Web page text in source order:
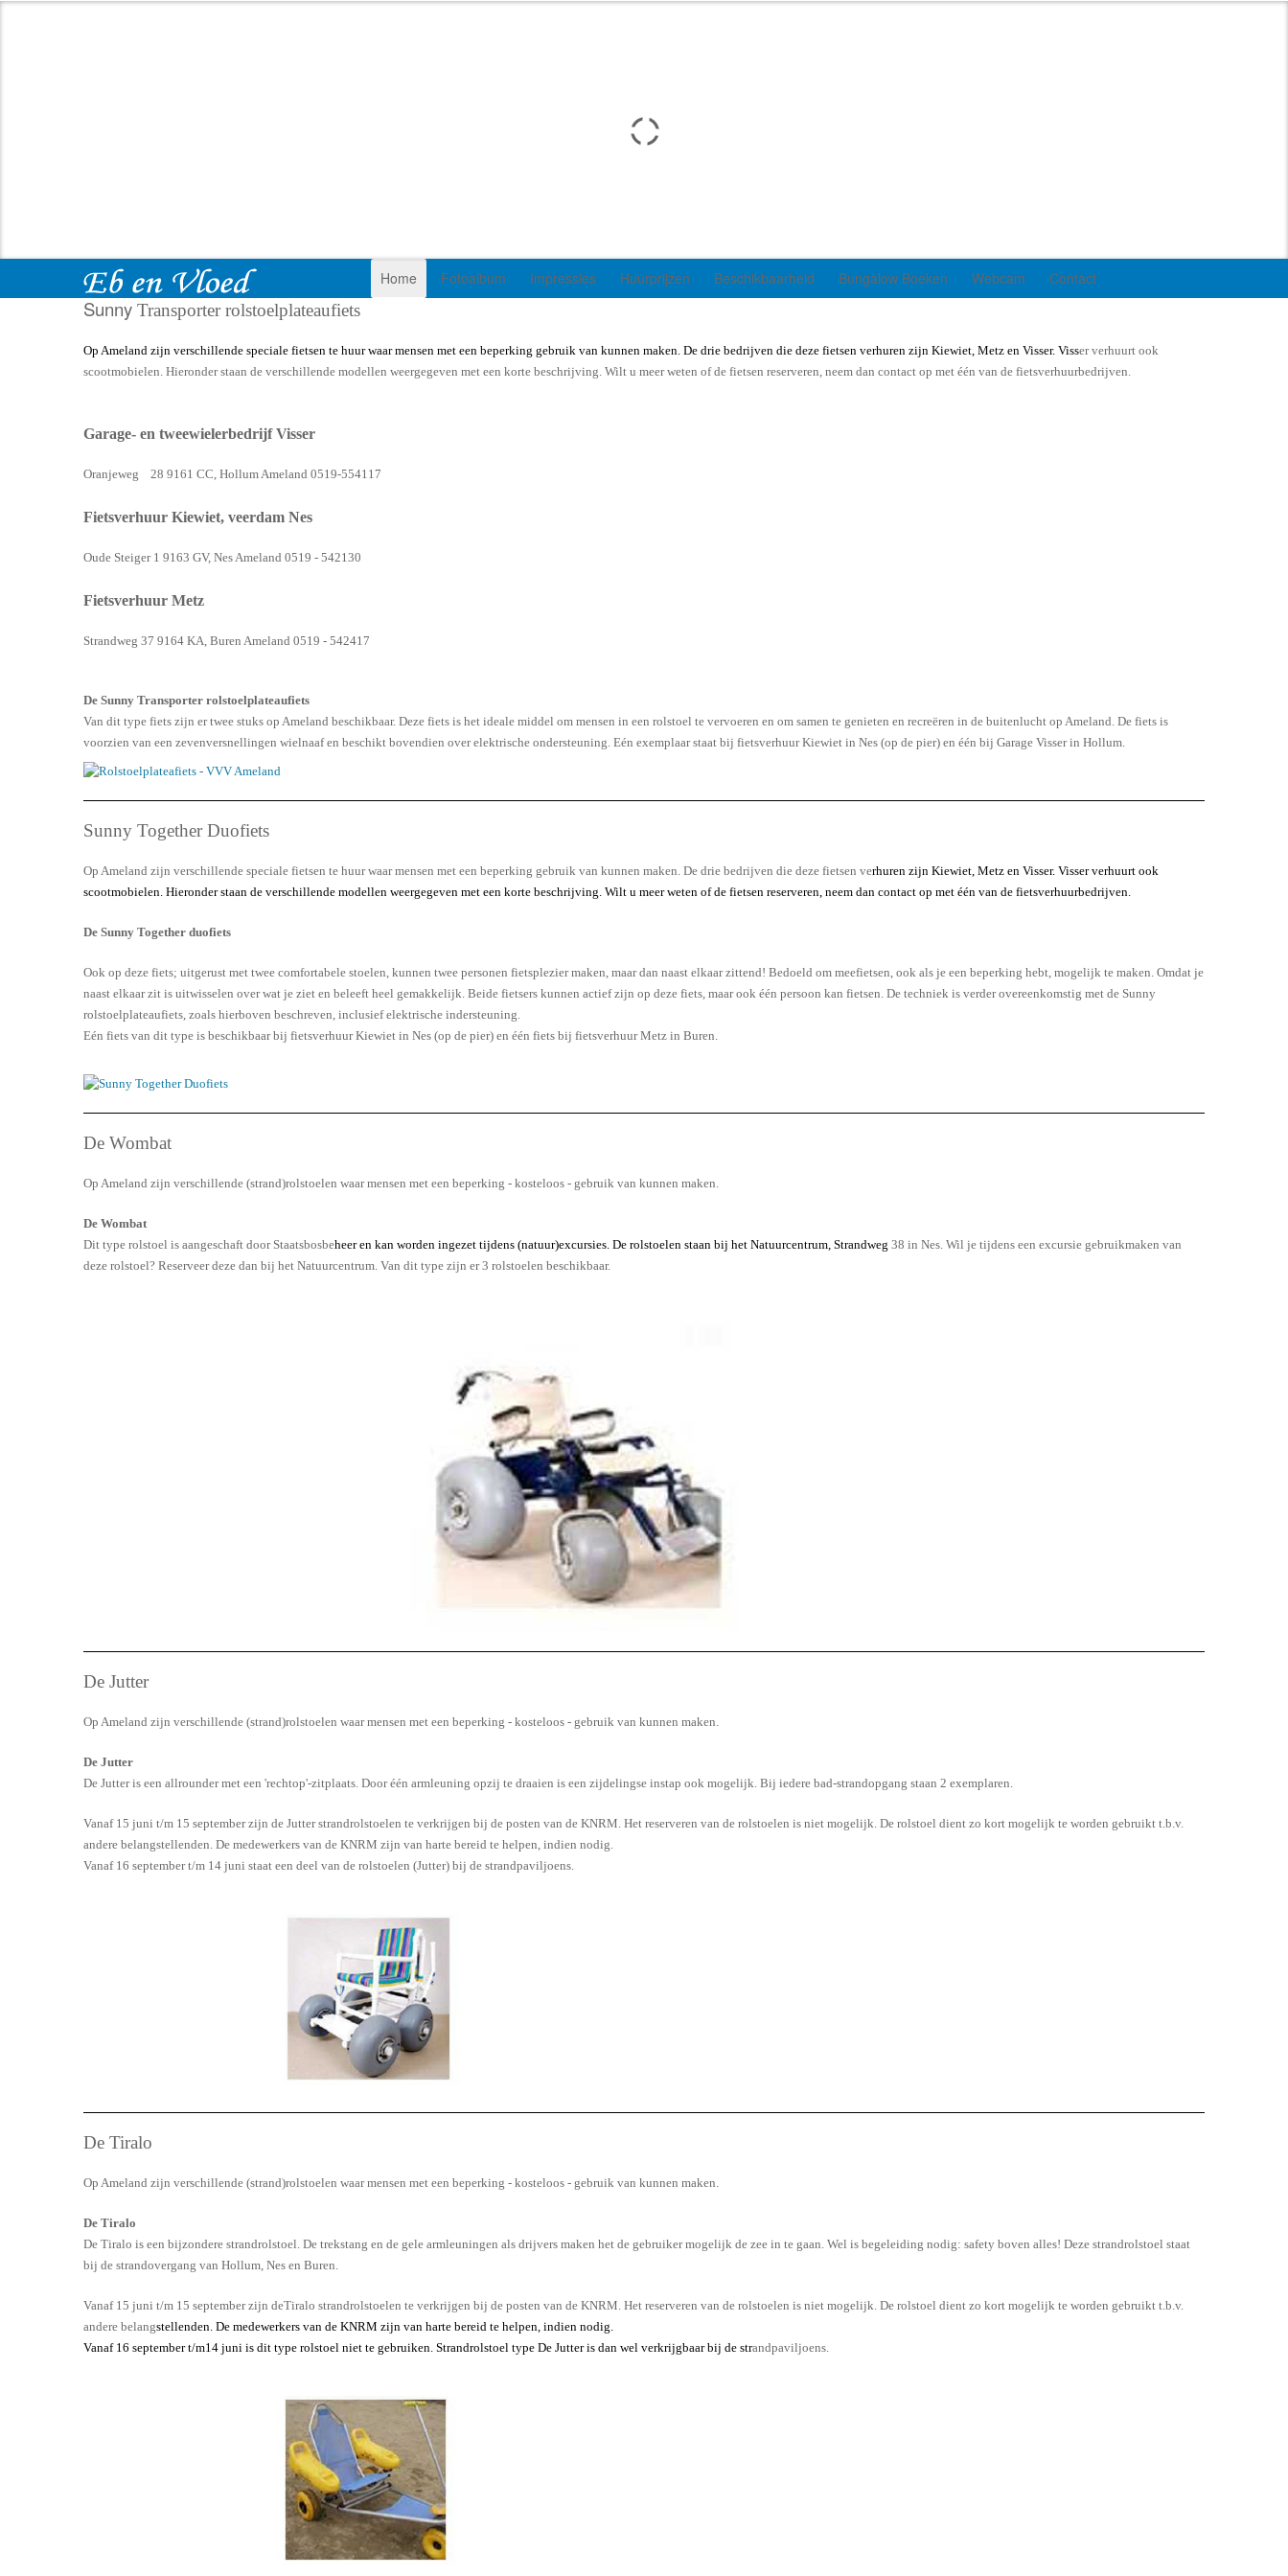
Home Fotoalbum Impressies Huurprijzen Beschikbaarheid Bungalow Boeken Webcam Contact
Sunny Transporter rolstoelplateaufiets
Op Ameland zijn verschillende speciale fietsen te huur waar mensen met een beperking gebruik van kunnen maken. De drie bedrijven die deze fietsen verhuren zijn Kiewiet, Metz en Visser. Visser verhuurt ook
scootmobielen. Hieronder staan de verschillende modellen weergegeven met een korte beschrijving. Wilt u meer weten of de fietsen reserveren, neem dan contact op met één van de fietsverhuurbedrijven.
Garage- en tweewielerbedrijf Visser
Oranjeweg 28 9161 CC, Hollum Ameland 0519-554117
Fietsverhuur Kiewiet, veerdam Nes
Oude Steiger 1 9163 GV, Nes Ameland 0519 - 542130
Fietsverhuur Metz
Strandweg 37 9164 KA, Buren Ameland 0519 - 542417
De Sunny Transporter rolstoelplateaufiets
Van dit type fiets zijn er twee stuks op Ameland beschikbaar. Deze fiets is het ideale middel om mensen in een rolstoel te vervoeren en om samen te genieten en recreëren in de buitenlucht op Ameland. De fiets is
voorzien van een zevenversnellingen wielnaaf en beschikt bovendien over elektrische ondersteuning. Eén exemplaar staat bij fietsverhuur Kiewiet in Nes (op de pier) en één bij Garage Visser in Hollum.
Sunny Together Duofiets
Op Ameland zijn verschillende speciale fietsen te huur waar mensen met een beperking gebruik van kunnen maken. De drie bedrijven die deze fietsen verhuren zijn Kiewiet, Metz en Visser. Visser verhuurt ook
scootmobielen. Hieronder staan de verschillende modellen weergegeven met een korte beschrijving. Wilt u meer weten of de fietsen reserveren, neem dan contact op met één van de fietsverhuurbedrijven.
De Sunny Together duofiets
Ook op deze fiets; uitgerust met twee comfortabele stoelen, kunnen twee personen fietsplezier maken, maar dan naast elkaar zittend! Bedoeld om meefietsen, ook als je een beperking hebt, mogelijk te maken. Omdat je
naast elkaar zit is uitwisselen over wat je ziet en beleeft heel gemakkelijk. Beide fietsers kunnen actief zijn op deze fiets, maar ook één persoon kan fietsen. De techniek is verder overeenkomstig met de Sunny
rolstoelplateaufiets, zoals hierboven beschreven, inclusief elektrische indersteuning.
Eén fiets van dit type is beschikbaar bij fietsverhuur Kiewiet in Nes (op de pier) en één fiets bij fietsverhuur Metz in Buren.
De Wombat
Op Ameland zijn verschillende (strand)rolstoelen waar mensen met een beperking - kosteloos - gebruik van kunnen maken.
De Wombat
Dit type rolstoel is aangeschaft door Staatsbosbeheer en kan worden ingezet tijdens (natuur)excursies. De rolstoelen staan bij het Natuurcentrum, Strandweg 38 in Nes. Wil je tijdens een excursie gebruikmaken van
deze rolstoel? Reserveer deze dan bij het Natuurcentrum. Van dit type zijn er 3 rolstoelen beschikbaar.
De Jutter
Op Ameland zijn verschillende (strand)rolstoelen waar mensen met een beperking - kosteloos - gebruik van kunnen maken.
De Jutter
De Jutter is een allrounder met een 'rechtop'-zitplaats. Door één armleuning opzij te draaien is een zijdelingse instap ook mogelijk. Bij iedere bad-strandopgang staan 2 exemplaren.
Vanaf 15 juni t/m 15 september zijn de Jutter strandrolstoelen te verkrijgen bij de posten van de KNRM. Het reserveren van de rolstoelen is niet mogelijk. De rolstoel dient zo kort mogelijk te worden gebruikt t.b.v.
andere belangstellenden. De medewerkers van de KNRM zijn van harte bereid te helpen, indien nodig.
Vanaf 16 september t/m 14 juni staat een deel van de rolstoelen (Jutter) bij de strandpaviljoens.
De Tiralo
Op Ameland zijn verschillende (strand)rolstoelen waar mensen met een beperking - kosteloos - gebruik van kunnen maken.
De Tiralo
De Tiralo is een bijzondere strandrolstoel. De trekstang en de gele armleuningen als drijvers maken het de gebruiker mogelijk de zee in te gaan. Wel is begeleiding nodig: safety boven alles! Deze strandrolstoel staat
bij de strandovergang van Hollum, Nes en Buren.
Vanaf 15 juni t/m 15 september zijn deTiralo strandrolstoelen te verkrijgen bij de posten van de KNRM. Het reserveren van de rolstoelen is niet mogelijk. De rolstoel dient zo kort mogelijk te worden gebruikt t.b.v.
andere belangstellenden. De medewerkers van de KNRM zijn van harte bereid te helpen, indien nodig.
Vanaf 16 september t/m14 juni is dit type rolstoel niet te gebruiken. Strandrolstoel type De Jutteris dan wel verkrijgbaar bij de strandpaviljoens.